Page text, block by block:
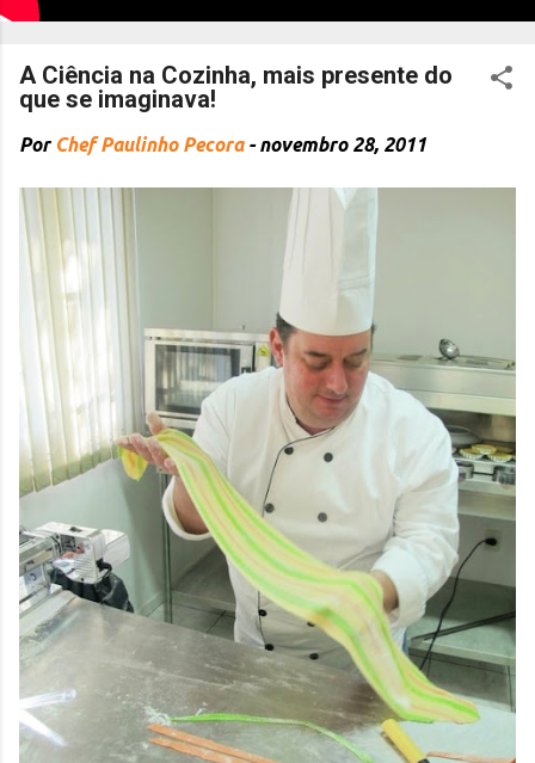
A Ciência na Cozinha, mais presente do
que se imaginava!
Por Chef Paulinho Pecora -novembro 28, 2011